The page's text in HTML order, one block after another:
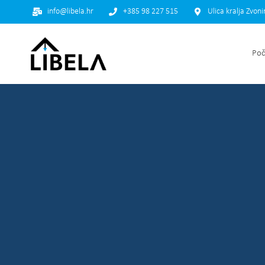
info@libela.hr +385 98 227 515 Ulica kralja